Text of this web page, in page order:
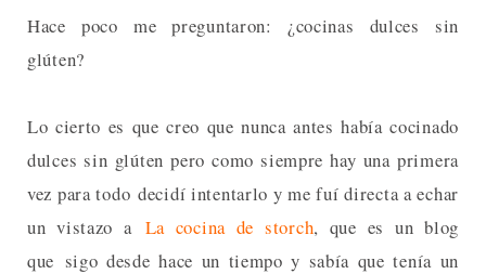
Hace poco me preguntaron: ¿cocinas dulces sin
glúten?
Lo cierto es que creo que nunca antes había cocinado
dulces sin glúten pero como siempre hay una primera
vez para todo decidí intentarlo y me fuí directa a echar
un vistazo a La cocina de storch, que es un blog
que sigo desde hace un tiempo y sabía que tenía un